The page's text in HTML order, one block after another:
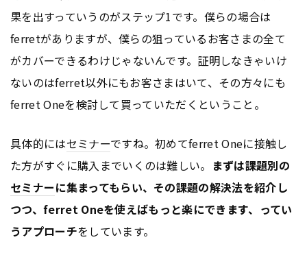
果を出すっていうのがステップ1です。僕らの場合は
ferretがありますが、僕らの狙っているお客さまの全て
がカバーできるわけじゃないんです。証明しなきゃいけ
ないのはferret以外にもお客さまはいて、その方々にも
ferret Oneを検討して買っていただくということ。
具体的にはセミナーですね。初めてferret Oneに接触し
た方がすぐに購入までいくのは難しい。 まずは課題別の
セミナーに集まってもらい、その課題の解決法を紹介し
つつ、ferret Oneを使えばもっと楽にできます、ってい
うアプローチをしています。